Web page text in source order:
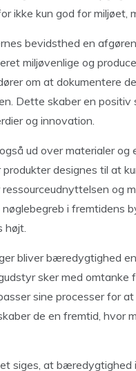
ikke kun god for miljøet,
bevidsthed en
miljøvenlige og
om at dokumentere
Dette skaber en positiv
og innovation.
ud over materialer og
designes til at
og
i fremtidens
højt.
bliver bæredygtighed
sker med omtanke
sine processer for
de en fremtid, hvor
siges, at bæredygtighed